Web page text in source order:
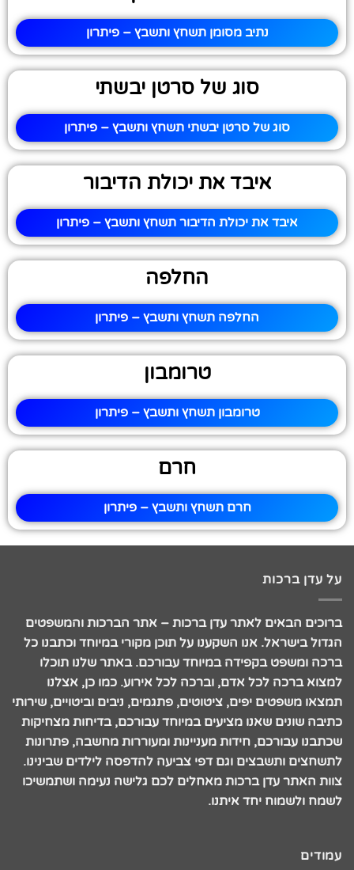
נתיב מסומן תשחץ ותשבץ – פיתרון
סוג של סרטן יבשתי
סוג של סרטן יבשתי תשחץ ותשבץ – פיתרון
איבד את יכולת הדיבור
איבד את יכולת הדיבור תשחץ ותשבץ – פיתרון
החלפה
החלפה תשחץ ותשבץ – פיתרון
טרומבון
טרומבון תשחץ ותשבץ – פיתרון
חרם
חרם תשחץ ותשבץ – פיתרון
על עדן ברכות
ברוכים הבאים לאתר עדן ברכות – אתר הברכות והמשפטים
הגדול בישראל. אנו השקענו על תוכן מקורי במיוחד וכתבנו כל
ברכה ומשפט בקפידה במיוחד עבורכם. באתר שלנו תוכלו
למצוא ברכה לכל אדם, וברכה לכל אירוע. כמו כן, אצלנו
תמצאו משפטים יפים, ציטוטים, פתגמים, ניבים וביטויים, שירותי
כתיבה שונים שאנו מציעים במיוחד עבורכם, בדיחות מצחיקות
שכתבנו עבורכם, חידות מעניינות ומעוררות מחשבה, פתרונות
לתשחצים ותשבצים וגם דפי צביעה להדפסה לילדים שבינינו.
צוות האתר עדן ברכות מאחלים לכם גלישה נעימה ושתמשיכו
לשמח ולשמוח יחד איתנו.
עמודים